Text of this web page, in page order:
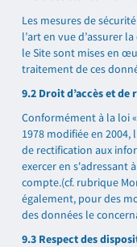
Les mesures de
l’art en vue d’assurer
le Site sont mises en
traitement de ces
9.2 Droit d’accès et
Conformément à la loi
1978 modifiée en 2004,
de rectification aux
exercer en s'adressant
compte.(cf. rubrique
également, pour des
des données le
9.3 Respect des